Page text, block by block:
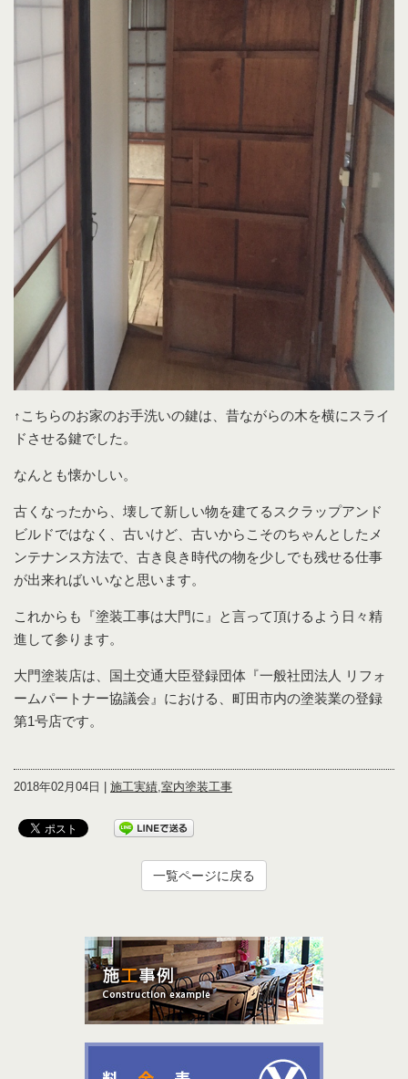
↑こちらのお家のお手洗いの鍵は、昔ながらの木を横にスライ
ドさせる鍵でした。
なんとも懐かしい。
古くなったから、壊して新しい物を建てるスクラップアンド
ビルドではなく、古いけど、古いからこそのちゃんとしたメ
ンテナンス方法で、古き良き時代の物を少しでも残せる仕事
が出来ればいいなと思います。
これからも『塗装工事は大門に』と言って頂けるよう日々精
進して参ります。
大門塗装店は、国土交通大臣登録団体『一般社団法人 リフォ
ームパートナー協議会』における、町田市内の塗装業の登録
第1号店です。
2018年02月04日 | 施工実績,室内塗装工事
一覧ページに戻る